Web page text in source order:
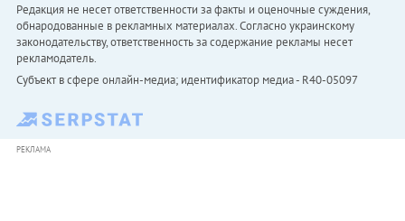
Редакция не несет ответственности за факты и оценочные суждения,
обнародованные в рекламных материалах. Согласно украинскому
законодательству, ответственность за содержание рекламы несет
рекламодатель.
Субъект в сфере онлайн-медиа; идентификатор медиа - R40-05097
РЕКЛАМА